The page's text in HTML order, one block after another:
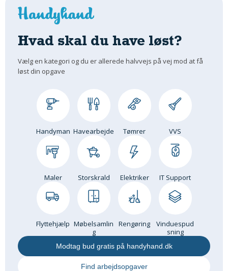
Om Materialer
HANDYMAN
Tips Og Tricks
Andet
Belægning
Om Værktøj
Rengøring Af Overflader
Hvad skal du have løst?
Vælg en kategori og du er allerede halvvejs på vej mod at få
løst din opgave
Handyman Havearbejde Tømrer VVS
Maler Storskrald Elektriker IT Support
Flyttehjælp Møbelsamlin
g
Rengøring
Vinduespud
sning
Modtag bud gratis på handyhand.dk
Find arbejdsopgaver